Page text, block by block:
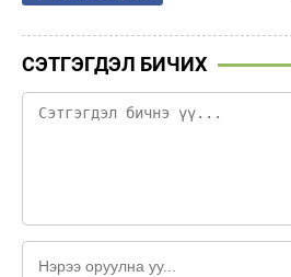
СЭТГЭГДЭЛ БИЧИХ